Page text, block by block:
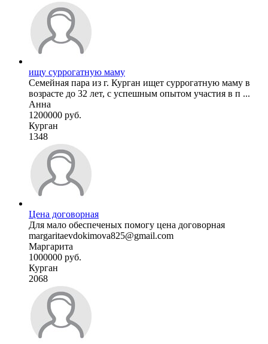
ищу суррогатную маму
Семейная пара из г. Курган ищет суррогатную маму в
возрасте до 32 лет, с успешным опытом участия в п ...
Анна
1200000 руб.
Курган
1348
Цена договорная
Для мало обеспеченых помогу цена договорная
margaritaevdokimova825@gmail.com
Маргарита
1000000 руб.
Курган
2068